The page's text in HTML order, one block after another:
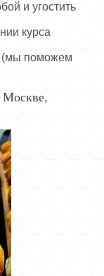
и угостить
курса
(мы поможем
Москве,